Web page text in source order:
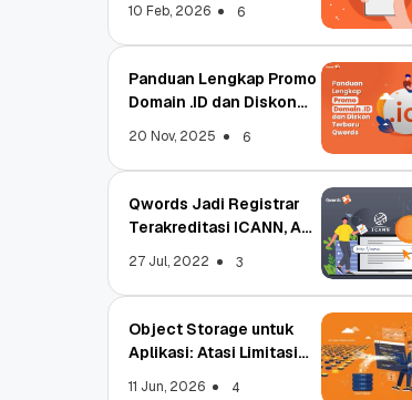
10 Feb, 2026 6
Panduan Lengkap Promo
Domain .ID dan Diskon
20 Nov, 2025 6
Qwords Jadi Registrar
Terakreditasi ICANN, Apa
27 Jul, 2022 3
Object Storage untuk
Aplikasi: Atasi Limitasi
11 Jun, 2026 4